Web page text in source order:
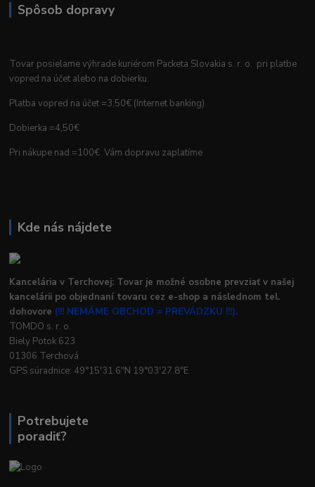
Spôsob dopravy
Tovar posielame výhrade kuriérom Packeta Slovakia s. r. o. pri platbe
vopred na účet alebo na dobierku.
Platba vopred na účet =3,50€ (Internet banking)
Dobierka =4,50€
Pri nákupe nad =100€ Vám dopravu zaplatíme
Kde nás nájdete
Kancelária v Terchovej: Tovar je možné osobne prevziať v našej
kancelárii po objednaní tovaru cez e-shop a následnom tel.
dohovore (!!! NEMÁME OBCHOD = PREVÁDZKU !!!).
TOMDO s. r. o.
Biely Potok 623
01306 Terchová
GPS súradnice: 49°15'31.6"N 19°03'27.8"E
Potrebujete
poradiť?